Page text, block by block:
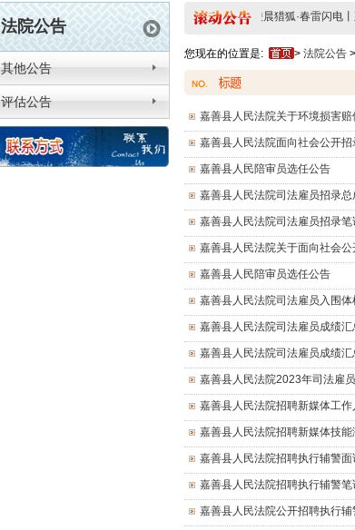
法院公告
其他公告
评估公告
凌晨猎狐·春雷闪电丨
您现在的位置是: > 法院公告 >
嘉善县人民法院关于环境损害
嘉善县人民法院面向社会公开
嘉善县人民陪审员选任公告
嘉善县人民法院司法雇员招录
嘉善县人民法院司法雇员招录
嘉善县人民法院关于面向社会
嘉善县人民陪审员选任公告
嘉善县人民法院司法雇员入围体
嘉善县人民法院司法雇员成绩汇
嘉善县人民法院司法雇员成绩汇
嘉善县人民法院2023年司法雇
嘉善县人民法院招聘新媒体工
嘉善县人民法院招聘新媒体技
嘉善县人民法院招聘执行辅警
嘉善县人民法院招聘执行辅警
嘉善县人民法院公开招聘执行辅